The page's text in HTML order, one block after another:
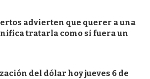
advierten que querer a una
tratarla como si fuera un
del dólar hoy jueves 6 de